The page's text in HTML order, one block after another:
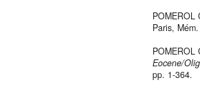
Paris,
Eocene/
pp. 1-364.